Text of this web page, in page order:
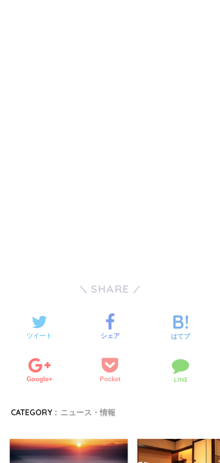
SHARE
ツイート シェア はてブ
Google+ Pocket LINE
CATEGORY : ニュース・情報